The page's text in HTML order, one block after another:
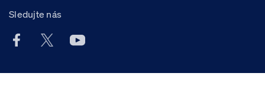
Sledujte nás
Facebook účet Celní správy ČR
X účet Celní správy ČR
Youtube účet Celní správy ČR